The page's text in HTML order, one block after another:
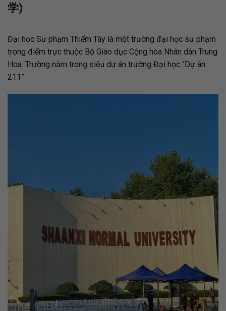
学)
Đại học Sư phạm Thiểm Tây là một trường đại học sư phạm
trọng điểm trực thuộc Bộ Giáo dục Cộng hòa Nhân dân Trung
Hoa. Trường nằm trong siêu dự án trường Đại học “Dự án
211”.